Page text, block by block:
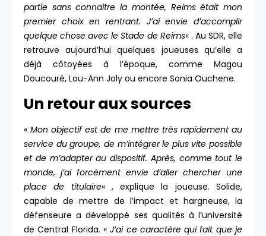
partie sans connaitre la montée, Reims était mon
premier choix en rentrant. J’ai envie d’accomplir
quelque chose avec le Stade de Reims« . Au SDR, elle
retrouve aujourd’hui quelques joueuses qu’elle a
déjà côtoyées à l’époque, comme Magou
Doucouré, Lou-Ann Joly ou encore Sonia Ouchene.
Un retour aux sources
«Mon objectif est de me mettre très rapidement au
service du groupe, de m’intégrer le plus vite possible
et de m’adapter au dispositif. Après, comme tout le
monde, j’ai forcément envie d’aller chercher une
place de titulaire« , explique la joueuse. Solide,
capable de mettre de l’impact et hargneuse, la
défenseure a développé ses qualités à l’université
de Central Florida. «J’ai ce caractère qui fait que je